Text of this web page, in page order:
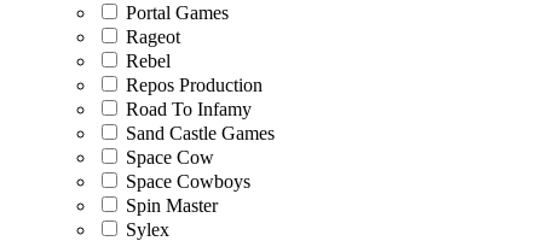
Portal Games
Rageot
Rebel
Repos Production
Road To Infamy
Sand Castle Games
Space Cow
Space Cowboys
Spin Master
Sylex